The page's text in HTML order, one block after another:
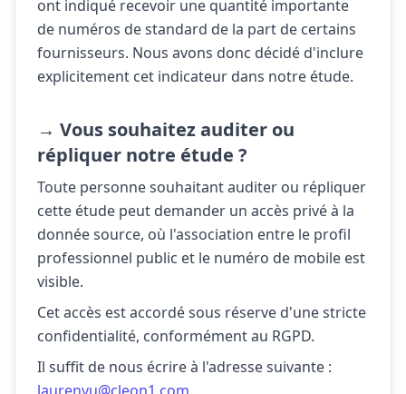
ont indiqué recevoir une quantité importante
de numéros de standard de la part de certains
fournisseurs. Nous avons donc décidé d'inclure
explicitement cet indicateur dans notre étude.
→ Vous souhaitez auditer ou
répliquer notre étude ?
Toute personne souhaitant auditer ou répliquer
cette étude peut demander un accès privé à la
donnée source, où l'association entre le profil
professionnel public et le numéro de mobile est
visible.
Cet accès est accordé sous réserve d'une stricte
confidentialité, conformément au RGPD.
Il suffit de nous écrire à l'adresse suivante :